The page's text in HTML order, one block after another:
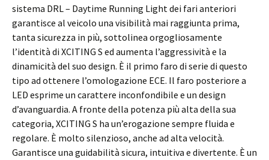
sistema DRL – Daytime Running Light dei fari anteriori
garantisce al veicolo una visibilità mai raggiunta prima,
tanta sicurezza in più, sottolinea orgogliosamente
l’identità di XCITING S ed aumenta l’aggressività e la
dinamicità del suo design. È il primo faro di serie di questo
tipo ad ottenere l’omologazione ECE. Il faro posteriore a
LED esprime un carattere inconfondibile e un design
d’avanguardia. A fronte della potenza più alta della sua
categoria, XCITING S ha un’erogazione sempre fluida e
regolare. È molto silenzioso, anche ad alta velocità.
Garantisce una guidabilità sicura, intuitiva e divertente. È un